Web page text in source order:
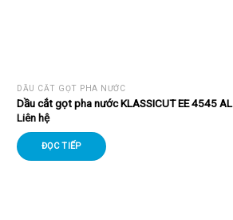
DẦU CẮT GỌT PHA NƯỚC
Dầu cắt gọt pha nước KLASSICUT EE 4545 AL
Liên hệ
ĐỌC TIẾP